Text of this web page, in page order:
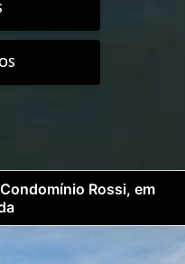
Rossi, em